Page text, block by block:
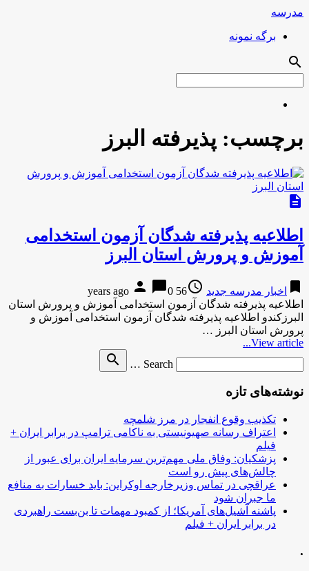
مدرسه
برگه نمونه
search
برچسب: پذیرفته البرز
description
اطلاعیه پذیرفته شدگان آزمون استخدامی
آموزش و پرورش استان البرز
bookmark اخبار مدرسه جدید access_time
56 years ago
person chat_bubble0
اطلاعیه پذیرفته شدگان آزمون استخدامی آموزش و پرورش استان
البرزکندو اطلاعیه پذیرفته شدگان آزمون استخدامی آموزش و
پرورش استان البرز …
View article...
Search …
search
نوشته‌های تازه
تکذیب وقوع انفجار در مرز شلمچه
اعتراف رسانه صهیونیستی به ناکامی ترامپ در برابر ایران +
فیلم
پزشکیان: وفاق ملی مهم‌ترین سرمایه ایران برای عبور از
چالش‌های پیش رو است
عراقچی در تماس وزیرخارجه اوکراین: باید خسارات به منافع
ما جبران شود
پاشنه آشیل‌های آمریکا؛ از کمبود مهمات تا بن‌بست راهبردی
در برابر ایران + فیلم
.